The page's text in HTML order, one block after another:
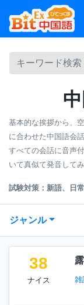
基本的な挨拶から、
に合わせた中国語会
すべての会話に音声
いて真似て発音して
試験対策：新語、日
ジャンル
38
ナイス 雑